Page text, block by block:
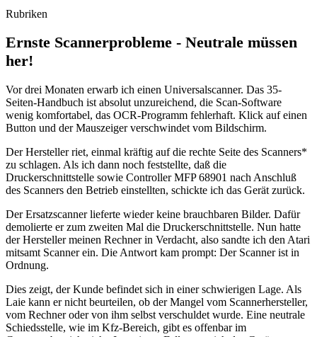
Rubriken
Ernste Scannerprobleme - Neutrale müssen
her!
Vor drei Monaten erwarb ich einen Universalscanner. Das 35-
Seiten-Handbuch ist absolut unzureichend, die Scan-Software
wenig komfortabel, das OCR-Programm fehlerhaft. Klick auf einen
Button und der Mauszeiger verschwindet vom Bildschirm.
Der Hersteller riet, einmal kräftig auf die rechte Seite des Scanners*
zu schlagen. Als ich dann noch feststellte, daß die
Druckerschnittstelle sowie Controller MFP 68901 nach Anschluß
des Scanners den Betrieb einstellten, schickte ich das Gerät zurück.
Der Ersatzscanner lieferte wieder keine brauchbaren Bilder. Dafür
demolierte er zum zweiten Mal die Druckerschnittstelle. Nun hatte
der Hersteller meinen Rechner in Verdacht, also sandte ich den Atari
mitsamt Scanner ein. Die Antwort kam prompt: Der Scanner ist in
Ordnung.
Dies zeigt, der Kunde befindet sich in einer schwierigen Lage. Als
Laie kann er nicht beurteilen, ob der Mangel vom Scannerhersteller,
vom Rechner oder von ihm selbst verschuldet wurde. Eine neutrale
Schiedsstelle, wie im Kfz-Bereich, gibt es offenbar im